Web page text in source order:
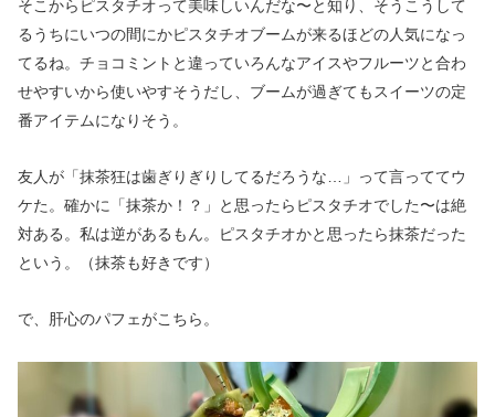
そこからピスタチオって美味しいんだな〜と知り、そうこうして
るうちにいつの間にかピスタチオブームが来るほどの人気になっ
てるね。チョコミントと違っていろんなアイスやフルーツと合わ
せやすいから使いやすそうだし、ブームが過ぎてもスイーツの定
番アイテムになりそう。
友人が「抹茶狂は歯ぎりぎりしてるだろうな…」って言っててウ
ケた。確かに「抹茶か！？」と思ったらピスタチオでした〜は絶
対ある。私は逆があるもん。ピスタチオかと思ったら抹茶だった
という。（抹茶も好きです）
で、肝心のパフェがこちら。